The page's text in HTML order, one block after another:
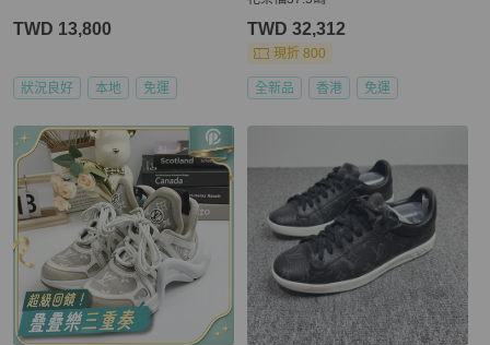
TWD 13,800
狀況良好 本地 免運
TWD 32,312
現折 800
全新品 香港 免運